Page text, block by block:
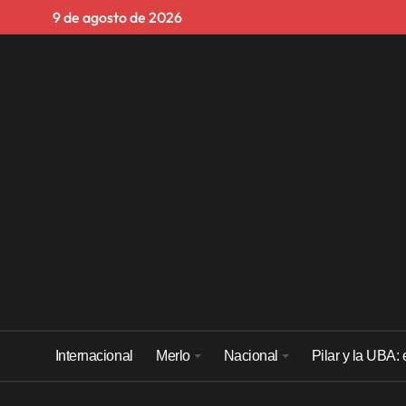
9 de agosto de 2026
Internacional Merlo Nacional Pilar y la UBA: